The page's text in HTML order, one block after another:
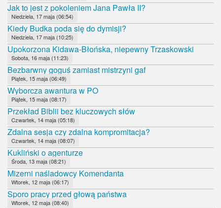
Jak to jest z pokoleniem Jana Pawła II?
Niedziela, 17 maja (06:54)
Kiedy Budka poda się do dymisji?
Niedziela, 17 maja (10:25)
Upokorzona Kidawa-Błońska, niepewny Trzaskowski
Sobota, 16 maja (11:23)
Bezbarwny goguś zamiast mistrzyni gaf
Piątek, 15 maja (06:49)
Wyborcza awantura w PO
Piątek, 15 maja (08:17)
Przekład Biblii bez kluczowych słów
Czwartek, 14 maja (05:18)
Zdalna sesja czy zdalna kompromitacja?
Czwartek, 14 maja (08:07)
Kukliński o agenturze
Środa, 13 maja (08:21)
Mizerni naśladowcy Komendanta
Wtorek, 12 maja (06:17)
Sporo pracy przed głową państwa
Wtorek, 12 maja (08:40)